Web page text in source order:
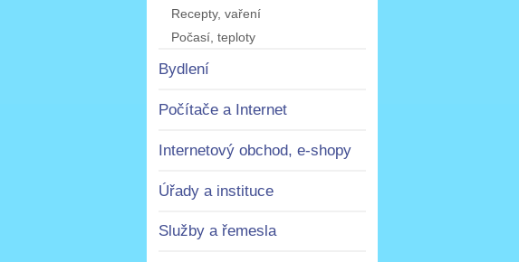
Recepty, vaření
Počasí, teploty
Bydlení
Počítače a Internet
Internetový obchod, e-shopy
Úřady a instituce
Služby a řemesla